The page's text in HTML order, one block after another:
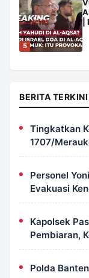
5
BERITA TERKINI
Tingkatkan
1707/
Petugas
Personel
Evakuasi
Terperosok
Kapolsek
Pembiaran,
Jalan
Polda